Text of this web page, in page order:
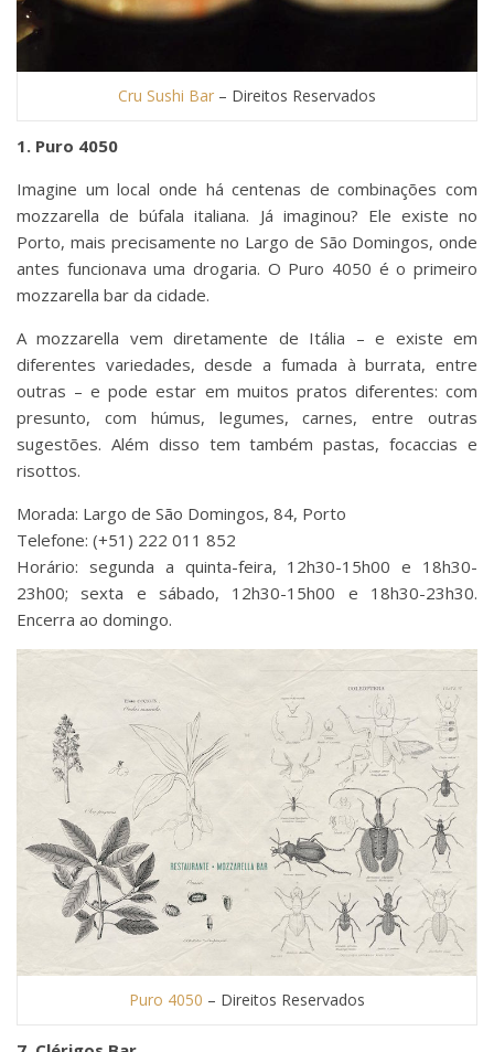
Cru Sushi Bar – Direitos Reservados
1. Puro 4050
Imagine um local onde há centenas de combinações com
mozzarella de búfala italiana. Já imaginou? Ele existe no
Porto, mais precisamente no Largo de São Domingos, onde
antes funcionava uma drogaria. O Puro 4050 é o primeiro
mozzarella bar da cidade.
A mozzarella vem diretamente de Itália – e existe em
diferentes variedades, desde a fumada à burrata, entre
outras – e pode estar em muitos pratos diferentes: com
presunto, com húmus, legumes, carnes, entre outras
sugestões. Além disso tem também pastas, focaccias e
risottos.
Morada: Largo de São Domingos, 84, Porto
Telefone: (+51) 222 011 852
Horário: segunda a quinta-feira, 12h30-15h00 e 18h30-
23h00; sexta e sábado, 12h30-15h00 e 18h30-23h30.
Encerra ao domingo.
Puro 4050 – Direitos Reservados